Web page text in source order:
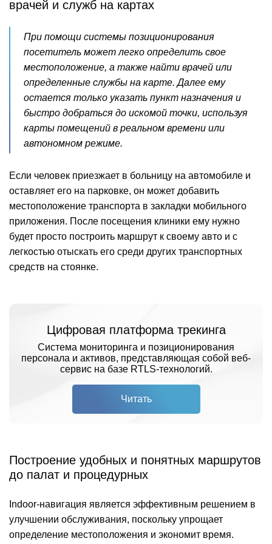
врачей и служб на картах
При помощи системы позиционирования
посетитель может легко определить свое
местоположение, а также найти врачей или
определенные службы на карте. Далее ему
остается только указать пункт назначения и
быстро добраться до искомой точки, используя
карты помещений в реальном времени или
автономном режиме.
Если человек приезжает в больницу на автомобиле и
оставляет его на парковке, он может добавить
местоположение транспорта в закладки мобильного
приложения. После посещения клиники ему нужно
будет просто построить маршрут к своему авто и с
легкостью отыскать его среди других транспортных
средств на стоянке.
Цифровая платформа трекинга
Система мониторинга и позиционирования
персонала и активов, представляющая собой веб-
сервис на базе RTLS-технологий.
Читать
Построение удобных и понятных маршрутов
до палат и процедурных
Indoor-навигация является эффективным решением в
улучшении обслуживания, поскольку упрощает
определение местоположения и экономит время.